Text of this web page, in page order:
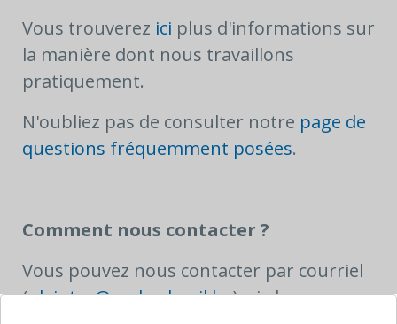
Vous trouverez ici plus d'informations sur
la manière dont nous travaillons
pratiquement.
N'oubliez pas de consulter notre page de
questions fréquemment posées.
Comment nous contacter ?
Vous pouvez nous contacter par courriel
(plaintes@ombudsrail.be), via le